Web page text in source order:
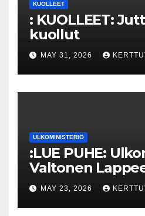
KUOLLEET
: KUOLLEET:
kuollut
MAY 31, 2026
ULKOMINISTERIÖ
:LUE PUHE:
Valtonen
Lahden
kunniatohtoriksi
MAY 23, 2026